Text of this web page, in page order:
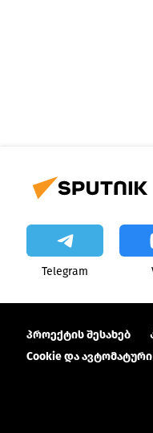
Telegram
პროექტის შესახებ
Cookie და